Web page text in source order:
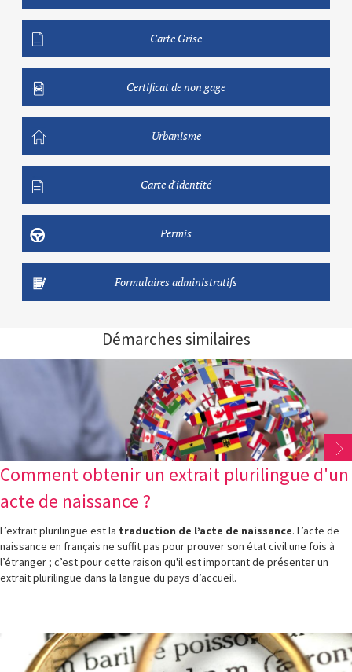
Carte Grise
Certificat de non gage
Urbanisme
Carte d'identité
Permis
Formulaires administratifs
Démarches similaires
Comment obtenir un extrait plurilingue d'un
acte de naissance ?
L’extrait plurilingue est la traduction de l’acte de naissance. L’acte de
naissance en français ne suffit pas pour prouver son état civil une fois à
l’étranger ; c’est pour cette raison qu'il est important de présenter un
extrait plurilingue dans la langue du pays d’accueil.